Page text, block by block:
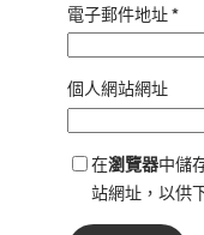
電子郵件地址*
個人網站網址
在瀏覽器中儲
站網址，以供